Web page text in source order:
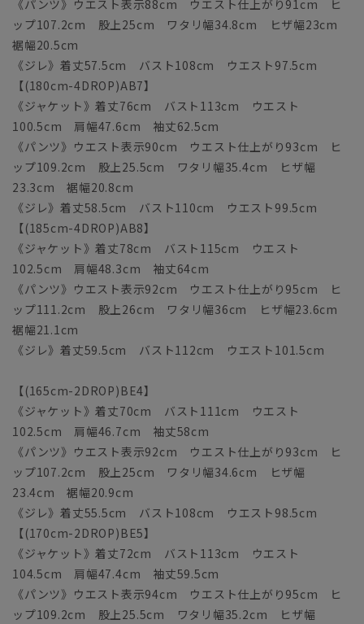
《パンツ》ウエスト表示88cm ウエスト仕上がり91cm ヒ
ップ107.2cm 股上25cm ワタリ幅34.8cm ヒザ幅23cm
裾幅20.5cm
《ジレ》着丈57.5cm バスト108cm ウエスト97.5cm
【(180cm-4DROP)AB7】
《ジャケット》着丈76cm バスト113cm ウエスト
100.5cm 肩幅47.6cm 袖丈62.5cm
《パンツ》ウエスト表示90cm ウエスト仕上がり93cm ヒ
ップ109.2cm 股上25.5cm ワタリ幅35.4cm ヒザ幅
23.3cm 裾幅20.8cm
《ジレ》着丈58.5cm バスト110cm ウエスト99.5cm
【(185cm-4DROP)AB8】
《ジャケット》着丈78cm バスト115cm ウエスト
102.5cm 肩幅48.3cm 袖丈64cm
《パンツ》ウエスト表示92cm ウエスト仕上がり95cm ヒ
ップ111.2cm 股上26cm ワタリ幅36cm ヒザ幅23.6cm
裾幅21.1cm
《ジレ》着丈59.5cm バスト112cm ウエスト101.5cm
【(165cm-2DROP)BE4】
《ジャケット》着丈70cm バスト111cm ウエスト
102.5cm 肩幅46.7cm 袖丈58cm
《パンツ》ウエスト表示92cm ウエスト仕上がり93cm ヒ
ップ107.2cm 股上25cm ワタリ幅34.6cm ヒザ幅
23.4cm 裾幅20.9cm
《ジレ》着丈55.5cm バスト108cm ウエスト98.5cm
【(170cm-2DROP)BE5】
《ジャケット》着丈72cm バスト113cm ウエスト
104.5cm 肩幅47.4cm 袖丈59.5cm
《パンツ》ウエスト表示94cm ウエスト仕上がり95cm ヒ
ップ109.2cm 股上25.5cm ワタリ幅35.2cm ヒザ幅